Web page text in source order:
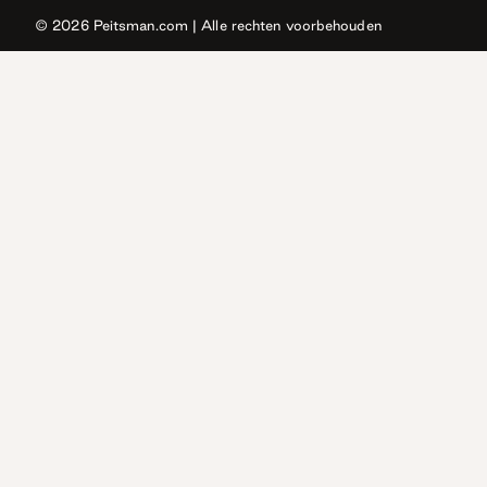
Antwerpen
© 2026 Peitsman.com | Alle rechten voorbehouden